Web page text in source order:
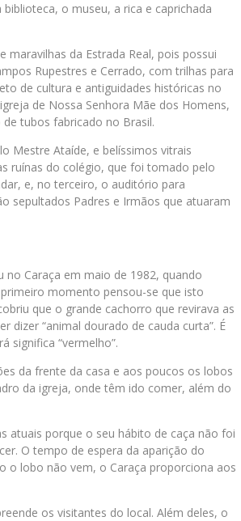
o museu, a rica e caprichada
da Estrada Real, pois possui
Rupestres e Cerrado, com trilhas para
de cultura e antiguidades históricas no
de Nossa Senhora Mãe dos Homens,
tubos fabricado no Brasil.
Mestre Ataíde, e belíssimos vitrais
ruínas do colégio, que foi tomado pelo
e, no terceiro, o auditório para
sepultados Padres e Irmãos que atuaram
Caraça em maio de 1982, quando
momento pensou-se que isto
que o grande cachorro que revirava as
dizer “animal dourado de cauda curta”. É
significa “vermelho”.
da frente da casa e aos poucos os lobos
da igreja, onde têm ido comer, além do
atuais porque o seu hábito de caça não foi
O tempo de espera da aparição do
o lobo não vem, o Caraça proporciona aos
os visitantes do local. Além deles, o